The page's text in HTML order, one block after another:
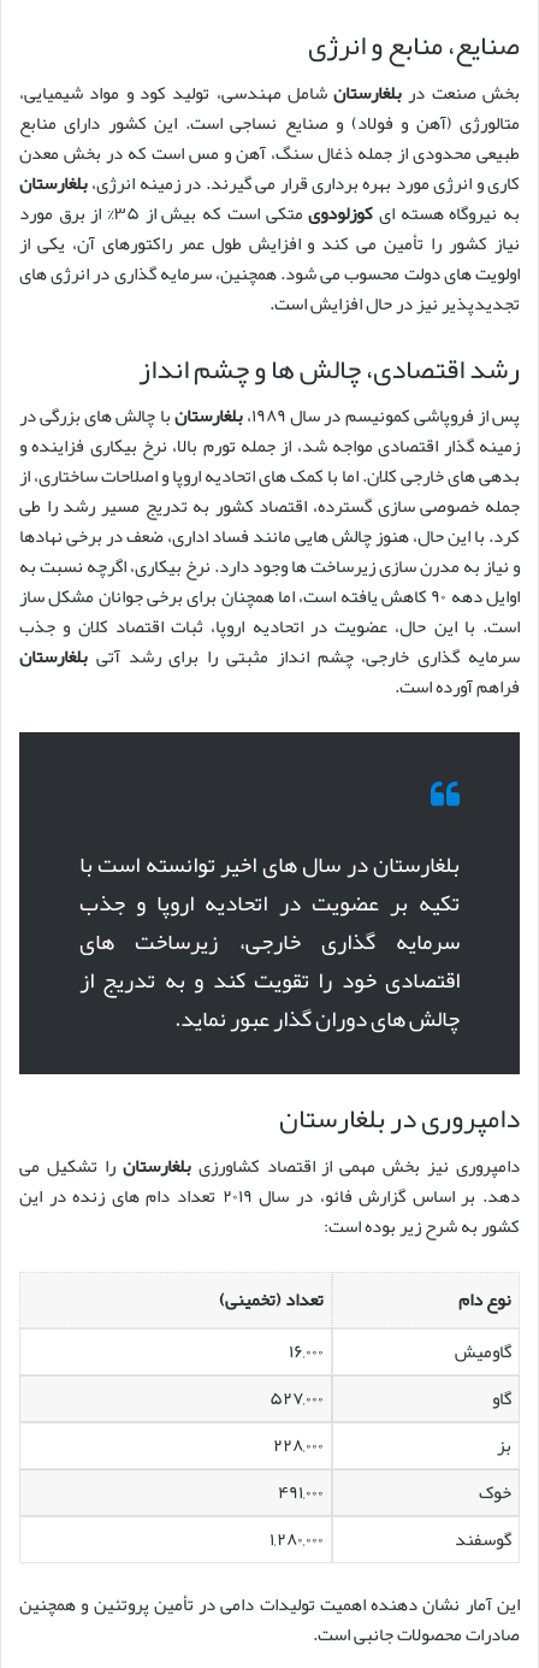
صنایع، منابع و انرژی
بخش صنعت دربلغارستانشامل مهندسی، تولید کود و مواد شیمیایی،
متالورژی (آهن و فولاد) و صنایع نساجی است. این کشور دارای منابع
طبیعی محدودی از جمله ذغال سنگ، آهن و مس است که در بخش معدن
کاری و انرژی مورد بهره برداری قرار می گیرند. در زمینه انرژی،بلغارستان
به نیروگاه هسته ایکوزلودوی
متکی است که بیش از ۳۵% از برق مورد
نیاز کشور را تأمین می کند و افزایش طول عمر راکتورهای آن، یکی از
اولویت های دولت محسوب می شود. همچنین، سرمایه گذاری در انرژی های
تجدیدپذیر نیز در حال افزایش است.
رشد اقتصادی، چالش ها و چشم انداز
پس از فروپاشی کمونیسم در سال ۱۹۸۹، بلغارستانبا چالش های بزرگی در
زمینه گذار اقتصادی مواجه شد، از جمله تورم بالا، نرخ بیکاری فزاینده و
بدهی های خارجی کلان. اما با کمک های اتحادیه اروپا و اصلاحات ساختاری، از
جمله خصوصی سازی گسترده، اقتصاد کشور به تدریج مسیر رشد را طی
کرد. با این حال، هنوز چالش هایی مانند فساد اداری، ضعف در برخی نهادها
و نیاز به مدرن سازی زیرساخت ها وجود دارد. نرخ بیکاری، اگرچه نسبت به
اوایل دهه ۹۰ کاهش یافته است، اما همچنان برای برخی جوانان مشکل ساز
است. با این حال، عضویت در اتحادیه اروپا، ثبات اقتصاد کلان و جذب
سرمایه گذاری خارجی، چشم انداز مثبتی را برای رشد آتی بلغارستان
فراهم آورده است.
بلغارستان در سال های اخیر توانسته است با
تکیه بر عضویت در اتحادیه اروپا و جذب
سرمایه گذاری خارجی، زیرساخت های
اقتصادی خود را تقویت کند و به تدریج از
چالش های دوران گذار عبور نماید.
دامپروری در بلغارستان
دامپروری نیز بخش مهمی از اقتصاد کشاورزیبلغارستان را تشکیل می
دهد. بر اساس گزارش فائو، در سال ۲۰۱۹ تعداد دام های زنده در این
کشور به شرح زیر بوده است:
نوع دام
تعداد (تخمینی)
گاومیش
۱۶,۰۰۰
گاو
۵۲۷,۰۰۰
بز
۲۲۸,۰۰۰
خوک
۴۹۱,۰۰۰
گوسفند
۱,۲۸۰,۰۰۰
این آمار نشان دهنده اهمیت تولیدات دامی در تأمین پروتئین و همچنین
صادرات محصولات جانبی است.